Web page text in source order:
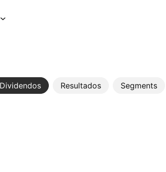
Dividendos Resultados Segments